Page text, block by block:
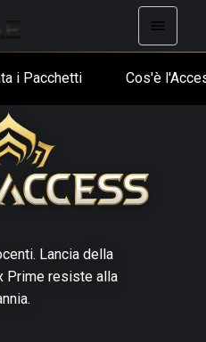
i Pacchetti Cos'è
Lancia della
Prime resiste alla